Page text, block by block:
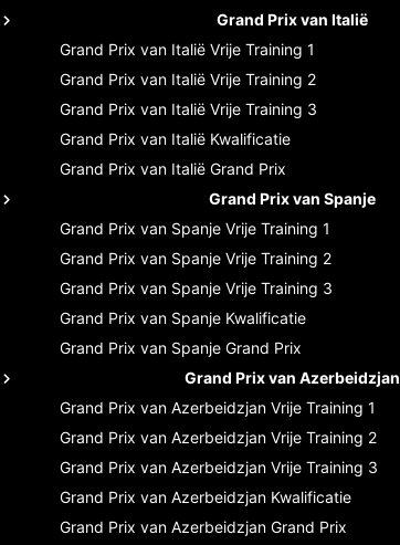
Grand Prix van Italië
Grand Prix van Italië Vrije Training 1
Grand Prix van Italië Vrije Training 2
Grand Prix van Italië Vrije Training 3
Grand Prix van Italië Kwalificatie
Grand Prix van Italië Grand Prix
Grand Prix van Spanje
Grand Prix van Spanje Vrije Training 1
Grand Prix van Spanje Vrije Training 2
Grand Prix van Spanje Vrije Training 3
Grand Prix van Spanje Kwalificatie
Grand Prix van Spanje Grand Prix
Grand Prix van Azerbeidzjan
Grand Prix van Azerbeidzjan Vrije Training 1
Grand Prix van Azerbeidzjan Vrije Training 2
Grand Prix van Azerbeidzjan Vrije Training 3
Grand Prix van Azerbeidzjan Kwalificatie
Grand Prix van Azerbeidzjan Grand Prix